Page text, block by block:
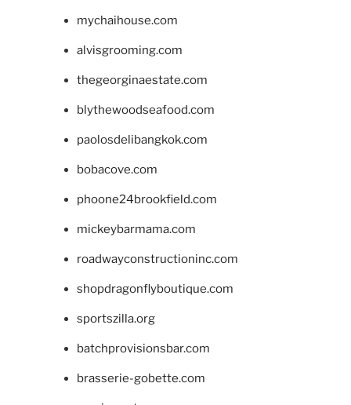
mychaihouse.com
alvisgrooming.com
thegeorginaestate.com
blythewoodseafood.com
paolosdelibangkok.com
bobacove.com
phoone24brookfield.com
mickeybarmama.com
roadwayconstructioninc.com
shopdragonflyboutique.com
sportszilla.org
batchprovisionsbar.com
brasserie-gobette.com